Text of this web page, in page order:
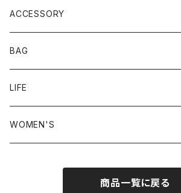
23.5-24.0 cm
24.0-24.5 cm
24.5-25.0 cm
25.0-25.5 cm
ACCESSORY
BAG
LIFE
WOMEN'S
商品一覧に戻る